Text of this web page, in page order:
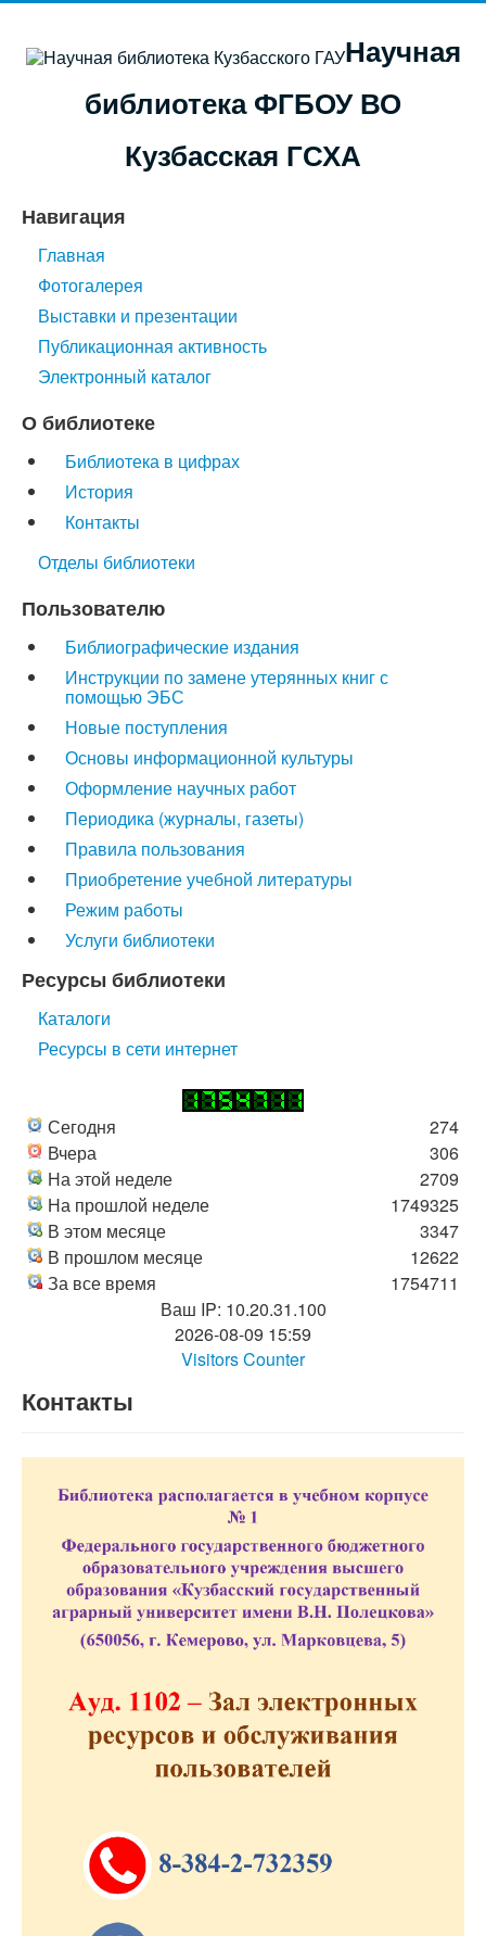
Научная
библиотека ФГБОУ ВО
Кузбасская ГСХА
Навигация
Главная
Фотогалерея
Выставки и презентации
Публикационная активность
Электронный каталог
О библиотеке
Библиотека в цифрах
История
Контакты
Отделы библиотеки
Пользователю
Библиографические издания
Инструкции по замене утерянных книг с
помощью ЭБС
Новые поступления
Основы информационной культуры
Оформление научных работ
Периодика (журналы, газеты)
Правила пользования
Приобретение учебной литературы
Режим работы
Услуги библиотеки
Ресурсы библиотеки
Каталоги
Ресурсы в сети интернет
Сегодня
Вчера
На этой неделе
На прошлой неделе
В этом месяце
В прошлом месяце
За все время
274
306
2709
1749325
3347
12622
1754711
Ваш IP: 10.20.31.100
2026-08-09 15:59
Visitors Counter
Контакты